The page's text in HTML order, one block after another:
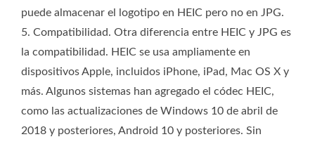
puede almacenar el logotipo en HEIC pero no en JPG.
5. Compatibilidad. Otra diferencia entre HEIC y JPG es
la compatibilidad. HEIC se usa ampliamente en
dispositivos Apple, incluidos iPhone, iPad, Mac OS X y
más. Algunos sistemas han agregado el códec HEIC,
como las actualizaciones de Windows 10 de abril de
2018 y posteriores, Android 10 y posteriores. Sin